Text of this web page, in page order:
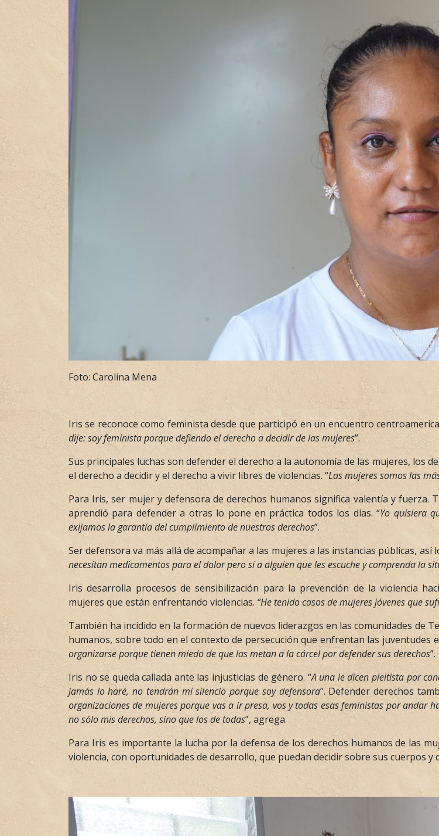
Foto: Carolina Mena
Iris se reconoce como feminista desde que participó en un encuentro
dije: soy feminista porque defiendo el derecho a decidir de las mujeres”.
Sus principales luchas son defender el derecho a la autonomía de las mujeres, los
el derecho a decidir y el derecho a vivir libres de violencias. “Las mujeres somos las
Para Iris, ser mujer y defensora de derechos humanos significa valentía y
aprendió para defender a otras lo pone en práctica todos los días. “Yo quisiera
exijamos la garantía del cumplimiento de nuestros derechos”.
Ser defensora va más allá de acompañar a las mujeres a las instancias públicas, así
necesitan medicamentos para el dolor pero sí a alguien que les escuche y comprenda la
Iris desarrolla procesos de sensibilización para la prevención de la violencia
mujeres que están enfrentando violencias. “He tenido casos de mujeres jóvenes que
También ha incidido en la formación de nuevos liderazgos en las comunidades de
humanos, sobre todo en el contexto de persecución que enfrentan las juventudes
organizarse porque tienen miedo de que las metan a la cárcel por defender sus derechos”.
Iris no se queda callada ante las injusticias de género. “A una le dicen pleitista por
jamás lo haré, no tendrán mi silencio porque soy defensora”. Defender derechos
organizaciones de mujeres porque vas a ir presa, vos y todas esas feministas por andar
no sólo mis derechos, sino que los de todas”, agrega.
Para Iris es importante la lucha por la defensa de los derechos humanos de las
violencia, con oportunidades de desarrollo, que puedan decidir sobre sus cuerpos y